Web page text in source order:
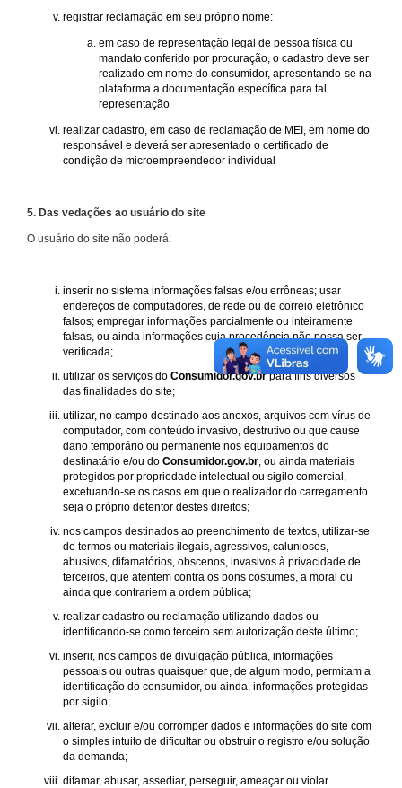
registrar reclamação em seu próprio nome:
em caso de representação legal de pessoa física ou
mandato conferido por procuração, o cadastro deve ser
realizado em nome do consumidor, apresentando-se na
plataforma a documentação específica para tal
representação
realizar cadastro, em caso de reclamação de MEI, em nome do
responsável e deverá ser apresentado o certificado de
condição de microempreendedor individual
5. Das vedações ao usuário do site
O usuário do site não poderá:
inserir no sistema informações falsas e/ou errôneas; usar
endereços de computadores, de rede ou de correio eletrônico
falsos; empregar informações parcialmente ou inteiramente
falsas, ou ainda informações cuja procedência não possa ser
verificada;
utilizar os serviços do Consumidor.gov.brpara fins diversos
das finalidades do site;
utilizar, no campo destinado aos anexos, arquivos com vírus de
computador, com conteúdo invasivo, destrutivo ou que cause
dano temporário ou permanente nos equipamentos do
destinatário e/ou do Consumidor.gov.br , ou ainda materiais
protegidos por propriedade intelectual ou sigilo comercial,
excetuando-se os casos em que o realizador do carregamento
seja o próprio detentor destes direitos;
nos campos destinados ao preenchimento de textos, utilizar-se
de termos ou materiais ilegais, agressivos, caluniosos,
abusivos, difamatórios, obscenos, invasivos à privacidade de
terceiros, que atentem contra os bons costumes, a moral ou
ainda que contrariem a ordem pública;
realizar cadastro ou reclamação utilizando dados ou
identificando-se como terceiro sem autorização deste último;
inserir, nos campos de divulgação pública, informações
pessoais ou outras quaisquer que, de algum modo, permitam a
identificação do consumidor, ou ainda, informações protegidas
por sigilo;
alterar, excluir e/ou corromper dados e informações do site com
o simples intuito de dificultar ou obstruir o registro e/ou solução
da demanda;
difamar, abusar, assediar, perseguir, ameaçar ou violar